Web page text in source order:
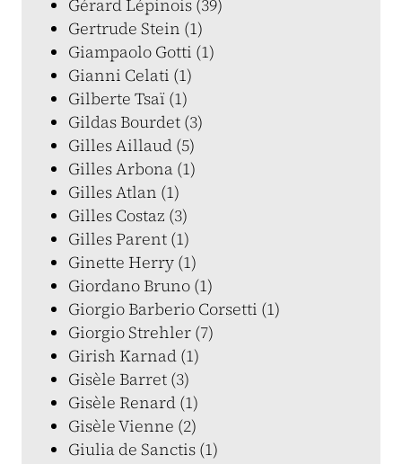
Gérard Lépinois (39)
Gertrude Stein (1)
Giampaolo Gotti (1)
Gianni Celati (1)
Gilberte Tsaï (1)
Gildas Bourdet (3)
Gilles Aillaud (5)
Gilles Arbona (1)
Gilles Atlan (1)
Gilles Costaz (3)
Gilles Parent (1)
Ginette Herry (1)
Giordano Bruno (1)
Giorgio Barberio Corsetti (1)
Giorgio Strehler (7)
Girish Karnad (1)
Gisèle Barret (3)
Gisèle Renard (1)
Gisèle Vienne (2)
Giulia de Sanctis (1)